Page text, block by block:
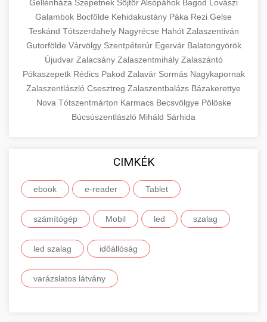
Gellénháza Szepetnek SöjtörAlsópáhok Bagod Lovászi
Galambok Bocfölde Kehidakustány Páka Rezi Gelse
Teskánd Tótszerdahely Nagyrécse Hahót Zalaszentiván
Gutorfölde Várvölgy Szentpéterúr Egervár Balatongyörök
Újudvar Zalacsány Zalaszentmihály Zalaszántó
Pókaszepetk Rédics Pakod Zalavár Sormás Nagykapornak
Zalaszentlászló Csesztreg Zalaszentbalázs Bázakerettye
Nova Tótszentmárton Karmacs Becsvölgye Pölöske
Búcsúszentlászló Miháld Sárhida
CIMKÉK
ebook e-reader Tablet
számítógép Mobil led szalag
led szalag időállóság
varázslatos látvány